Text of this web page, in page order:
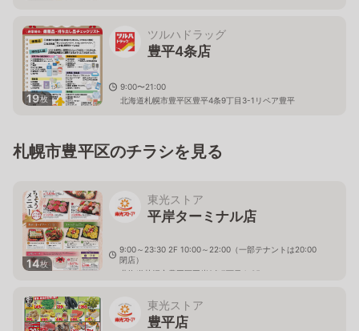
19枚
ツルハドラッグ
豊平4条店
9:00〜21:00
北海道札幌市豊平区豊平4条9丁目3-1リペア豊平
札幌市豊平区のチラシを見る
14枚
東光ストア
平岸ターミナル店
9:00～23:30 2F 10:00～22:00（一部テナントは20:00
閉店）
北海道札幌市豊平区平岸2条7丁目4-35
東光ストア
豊平店